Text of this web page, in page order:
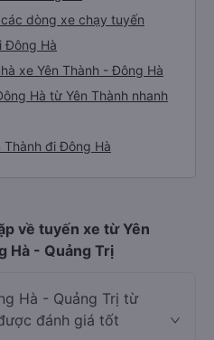
dòng xe chạy tuyến
Đông Hà
xe Yên Thành - Đông Hà
Hà từ Yên Thành nhanh
đi Đông Hà
về tuyến xe từ Yên
Hà - Quảng Trị
Hà - Quảng Trị từ
đánh giá tốt